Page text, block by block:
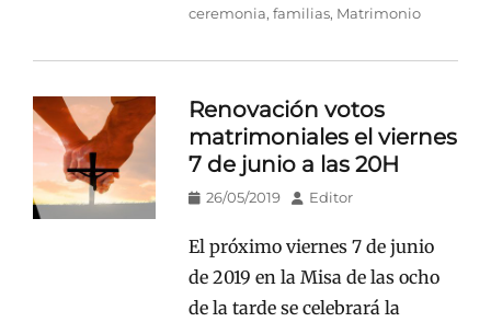
ceremonia,familias, Matrimonio
Renovación votos
matrimoniales el viernes
7 de junio a las 20H
Publicado
26/05/2019 AutorEditor
El próximo viernes 7 de junio
de 2019 en la Misa de las ocho
de la tarde se celebrará la